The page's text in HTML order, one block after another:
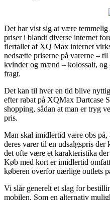
Det har vist sig at være
priser i blandt diverse internet
flertallet af XQ Max internet
nedsætte priserne på varerne –
kvinder og mænd – kolossalt, og
fragt.
Det kan til hver en tid blive
efter rabat på XQMax Dartcase
shopping, sådan at man er tryg
pris.
Man skal imidlertid være obs
deres varer til en udsalgspris
det ofte være et karakteristika
Køb med kort er imidlertid
køberen overfor uærlige outlets
Vi slår generelt et slag for
mobilen. Som en alternativ